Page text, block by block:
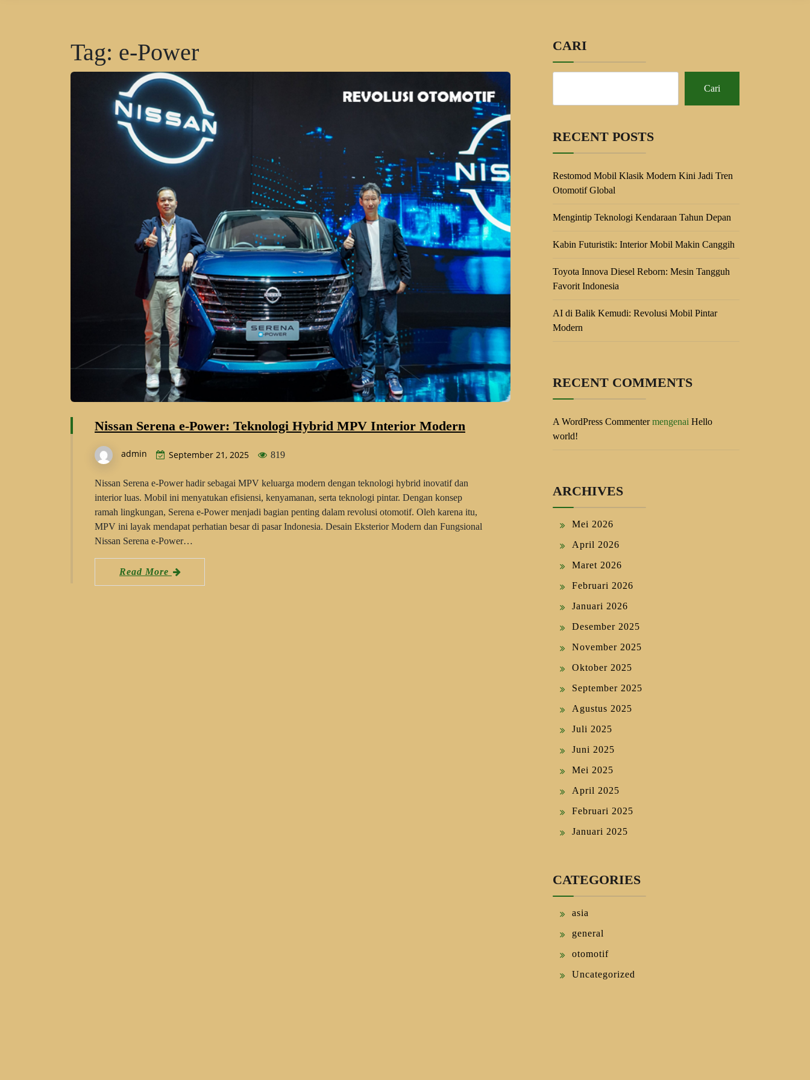
Tag: e-Power
Nissan Serena e-Power: Teknologi Hybrid MPV Interior Modern
admin September 21, 2025 819
Nissan Serena e-Power hadir sebagai MPV keluarga modern dengan teknologi hybrid inovatif dan
interior luas. Mobil ini menyatukan efisiensi, kenyamanan, serta teknologi pintar. Dengan konsep
ramah lingkungan, Serena e-Power menjadi bagian penting dalam revolusi otomotif. Oleh karena itu,
MPV ini layak mendapat perhatian besar di pasar Indonesia. Desain Eksterior Modern dan Fungsional
Nissan Serena e-Power…
Read More
CARI
Cari
RECENT POSTS
Restomod Mobil Klasik Modern Kini Jadi Tren
Otomotif Global
Mengintip Teknologi Kendaraan Tahun Depan
Kabin Futuristik: Interior Mobil Makin Canggih
Toyota Innova Diesel Reborn: Mesin Tangguh
Favorit Indonesia
AI di Balik Kemudi: Revolusi Mobil Pintar
Modern
RECENT COMMENTS
A WordPress Commentermengenai Hello
world!
ARCHIVES
Mei 2026
April 2026
Maret 2026
Februari 2026
Januari 2026
Desember 2025
November 2025
Oktober 2025
September 2025
Agustus 2025
Juli 2025
Juni 2025
Mei 2025
April 2025
Februari 2025
Januari 2025
CATEGORIES
asia
general
otomotif
Uncategorized